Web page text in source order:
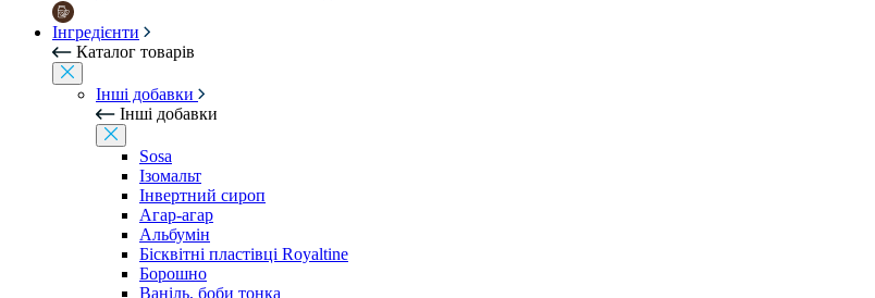
Інгредієнти
Каталог товарів
Інші добавки
Інші добавки
Sosa
Ізомальт
Інвертний сироп
Агар-агар
Альбумін
Бісквітні пластівці Royaltine
Борошно
Ваніль, боби тонка